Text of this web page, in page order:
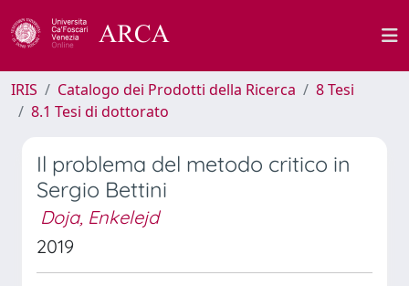
IRIS Catalogo dei Prodotti della Ricerca
8 Tesi
8.1 Tesi di dottorato
Il problema del metodo critico in
Sergio Bettini
Doja, Enkelejd
2019